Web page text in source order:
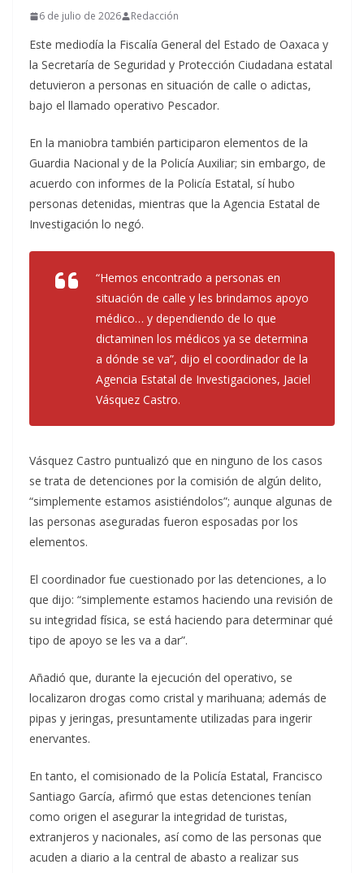
6 de julio de 2026 Redacción
Este mediodía la Fiscalía General del Estado de Oaxaca y
la Secretaría de Seguridad y Protección Ciudadana estatal
detuvieron a personas en situación de calle o adictas,
bajo el llamado operativo Pescador.
En la maniobra también participaron elementos de la
Guardia Nacional y de la Policía Auxiliar; sin embargo, de
acuerdo con informes de la Policía Estatal, sí hubo
personas detenidas, mientras que la Agencia Estatal de
Investigación lo negó.
“Hemos encontrado a personas en
situación de calle y les brindamos apoyo
médico… y dependiendo de lo que
dictaminen los médicos ya se determina
a dónde se va”, dijo el coordinador de la
Agencia Estatal de Investigaciones, Jaciel
Vásquez Castro.
Vásquez Castro puntualizó que en ninguno de los casos
se trata de detenciones por la comisión de algún delito,
“simplemente estamos asistiéndolos”; aunque algunas de
las personas aseguradas fueron esposadas por los
elementos.
El coordinador fue cuestionado por las detenciones, a lo
que dijo: “simplemente estamos haciendo una revisión de
su integridad física, se está haciendo para determinar qué
tipo de apoyo se les va a dar”.
Añadió que, durante la ejecución del operativo, se
localizaron drogas como cristal y marihuana; además de
pipas y jeringas, presuntamente utilizadas para ingerir
enervantes.
En tanto, el comisionado de la Policía Estatal, Francisco
Santiago García, afirmó que estas detenciones tenían
como origen el asegurar la integridad de turistas,
extranjeros y nacionales, así como de las personas que
acuden a diario a la central de abasto a realizar sus